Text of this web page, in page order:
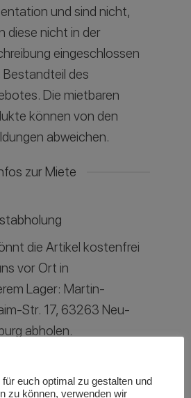
und sind nicht,
diese nicht in der
eingeschlossen
Bestandteil des
Die mietbaren
können von den
abweichen.
zur Miete
die Artikel kostenfrei
vor Ort in
Lager: Martin-
Str. 17, 63263 Neu-
abholen.
euch optimal zu gestalten und
zu können, verwenden wir